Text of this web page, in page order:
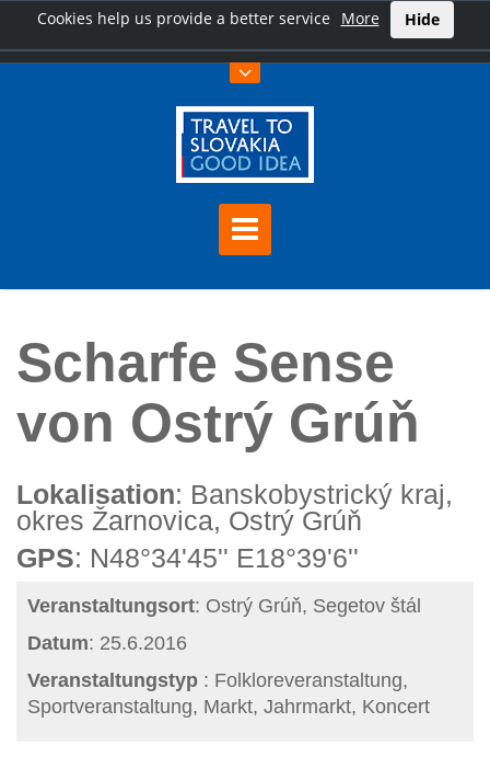
Cookies help us provide a better service More Hide
Scharfe Sense von Ostrý Grúň
Scharfe Sense
von Ostrý Grúň
Lokalisation: Banskobystrický kraj,
okres Žarnovica, Ostrý Grúň
GPS: N48°34'45'' E18°39'6''
Veranstaltungsort: Ostrý Grúň, Segetov štál
Datum: 25.6.2016
Veranstaltungstyp : Folkloreveranstaltung,
Sportveranstaltung, Markt, Jahrmarkt, Koncert